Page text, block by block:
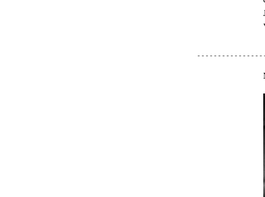
- - - - - - - - - - - - - - - -